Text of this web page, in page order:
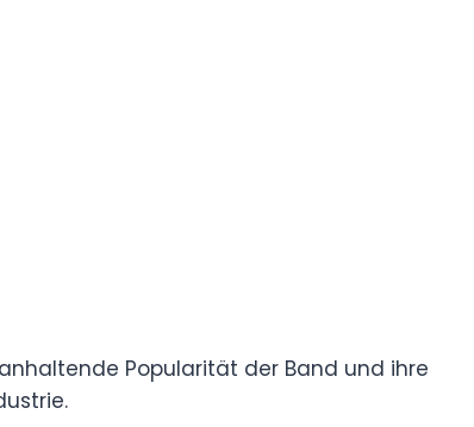
Popularität der Band und ihre